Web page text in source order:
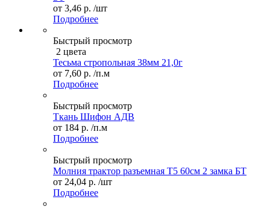
от 3,46 р. /шт
Подробнее
Быстрый просмотр
2 цвета
Тесьма стропольная 38мм 21,0г
от 7,60 р. /п.м
Подробнее
Быстрый просмотр
Ткань Шифон АДВ
от 184 р. /п.м
Подробнее
Быстрый просмотр
Молния трактор разъемная Т5 60см 2 замка БТ
от 24,04 р. /шт
Подробнее